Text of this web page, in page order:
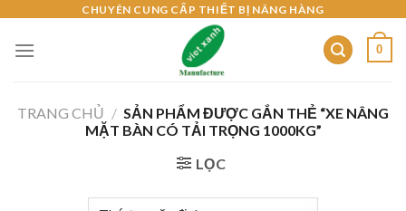
content
CHUYÊN CUNG CẤP THIẾT BỊ NÂNG HÀNG
0
TRANG CHỦ / SẢN PHẨM ĐƯỢC GẮN THẺ “XE NÂNG
MẶT BÀN CÓ TẢI TRỌNG 1000KG”
LỌC